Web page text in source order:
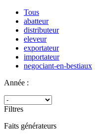
Tous
abatteur
distributeur
eleveur
exportateur
importateur
negociant-en-bestiaux
Année :
Filtres
Faits générateurs